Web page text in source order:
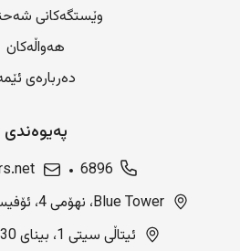
وێستگەکانی
هەواڵەکان
دەربارەی
پەیوەندی
6896
Blue Tower، نهۆمی 4، ئۆفیسی 407، بەغدا، عێراق
ئیتاڵی سیتی 1، بینای 130 هەولێر، عێراق